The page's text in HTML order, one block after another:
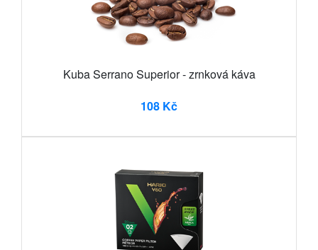
Kuba Serrano Superior - zrnková káva
108 Kč